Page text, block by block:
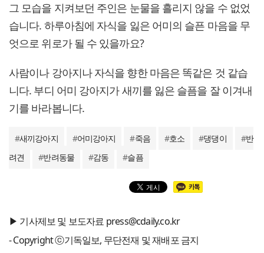
그 모습을 지켜보던 주인은 눈물을 흘리지 않을 수 없었
습니다. 하루아침에 자식을 잃은 어미의 슬픈 마음을 무
엇으로 위로가 될 수 있을까요?
사람이나 강아지나 자식을 향한 마음은 똑같은 것 같습
니다. 부디 어미 강아지가 새끼를 잃은 슬픔을 잘 이겨내
기를 바라봅니다.
#새끼강아지 #어미강아지 #죽음 #호소 #댕댕이 #반
려견
#반려동물 #감동 #슬픔
▶ 기사제보 및 보도자료 press@cdaily.co.kr
- Copyright ⓒ기독일보, 무단전재 및 재배포 금지